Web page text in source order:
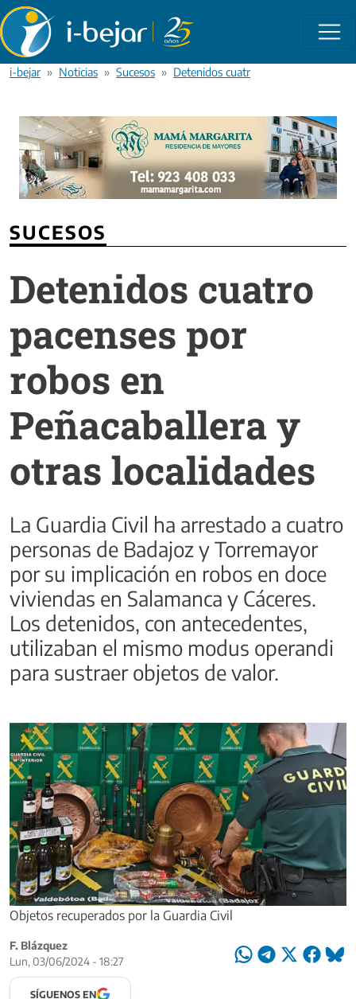
Pasar al contenido principal
i-bejar Noticias Sucesos Detenidos cuatro pacenses por
SUCESOS
Detenidos cuatro
pacenses por
robos en
Peñacaballera y
otras localidades
La Guardia Civil ha arrestado a cuatro
personas de Badajoz y Torremayor
por su implicación en robos en doce
viviendas en Salamanca y Cáceres.
Los detenidos, con antecedentes,
utilizaban el mismo modus operandi
para sustraer objetos de valor.
Objetos recuperados por la Guardia Civil
F. Blázquez
Lun, 03/06/2024 - 18:27
SÍGUENOS EN